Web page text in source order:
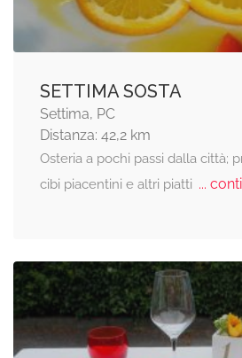
SETTIMA SOSTA
Settima, PC
Distanza: 42,2 km
Osteria a pochi passi dalla città;
cibi piacentini e altri piatti ...